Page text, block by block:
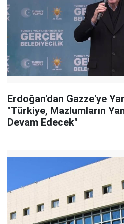
Erdoğan'dan Gazze'ye
"Türkiye, Mazlumların
Devam Edecek"